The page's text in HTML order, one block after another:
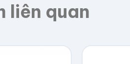
liên quan